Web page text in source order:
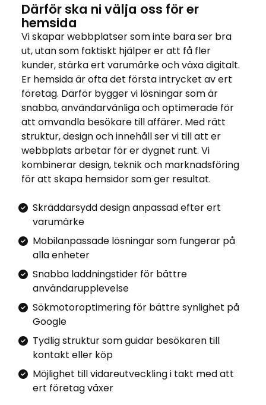
Därför ska ni välja oss för er
hemsida
Vi skapar webbplatser som inte bara ser bra
ut, utan som faktiskt hjälper er att få fler
kunder, stärka ert varumärke och växa digitalt.
Er hemsida är ofta det första intrycket av ert
företag. Därför bygger vi lösningar som är
snabba, användarvänliga och optimerade för
att omvandla besökare till affärer. Med rätt
struktur, design och innehåll ser vi till att er
webbplats arbetar för er dygnet runt. Vi
kombinerar design, teknik och marknadsföring
för att skapa hemsidor som ger resultat.
Skräddarsydd design anpassad efter ert
varumärke
Mobilanpassade lösningar som fungerar på
alla enheter
Snabba laddningstider för bättre
användarupplevelse
Sökmotoroptimering för bättre synlighet på
Google
Tydlig struktur som guidar besökaren till
kontakt eller köp
Möjlighet till vidareutveckling i takt med att
ert företag växer